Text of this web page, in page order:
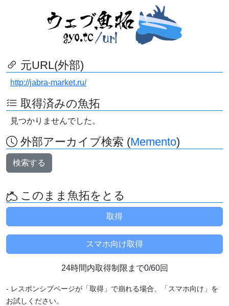
元URL(外部)
http://jabra-market.ru/
取得済みの魚拓
見つかりませんでした。
外部アーカイブ検索 (Memento)
検索する
このまま魚拓をとる
24時間内取得制限まで0/60回
- レスポンシブページが「取得」で崩れる場合、「スマホ向け」を
お試しください。